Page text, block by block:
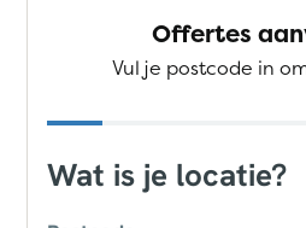
Offertes
Vul je postcode in